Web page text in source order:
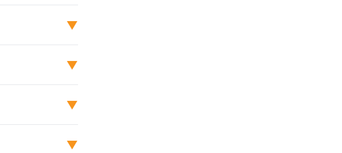
▼
▼
▼
▼